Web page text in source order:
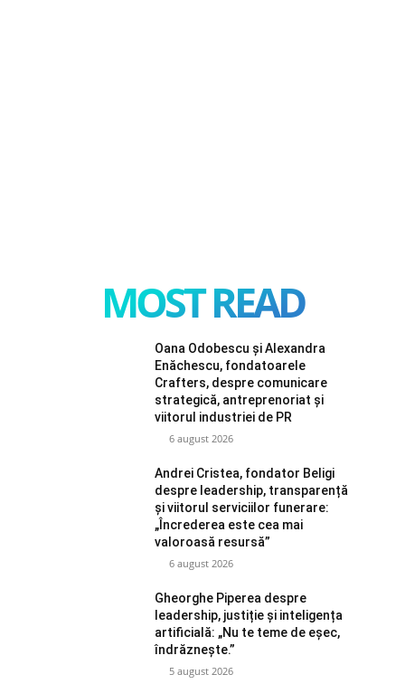
MOST READ
Oana Odobescu și Alexandra
Enăchescu, fondatoarele
Crafters, despre comunicare
strategică, antreprenoriat și
viitorul industriei de PR
6 august 2026
Andrei Cristea, fondator Beligi
despre leadership, transparență
și viitorul serviciilor funerare:
„Încrederea este cea mai
valoroasă resursă”
6 august 2026
Gheorghe Piperea despre
leadership, justiție și inteligența
artificială: „Nu te teme de eșec,
îndrăznește.”
5 august 2026